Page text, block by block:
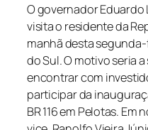
O governador
visita o residente da
manhã desta
do Sul. O motivo seria
encontrar com
participar da
BR 116 em Pelotas.